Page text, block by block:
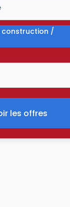
déroulante
construction /
déroulante
Voir les offres
les offres